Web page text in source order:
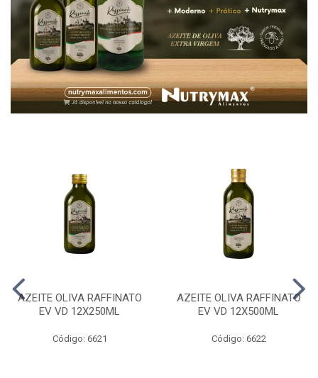
AZEITE OLIVA RAFFINATO
EV VD 12X250ML
Código: 6621
AZEITE OLIVA RAFFINATO
EV VD 12X500ML
Código: 6622